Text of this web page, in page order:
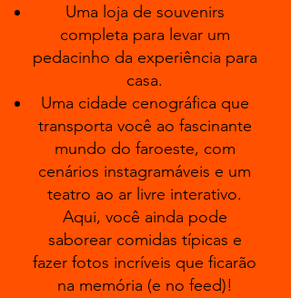
Uma loja de souvenirs
completa para levar um
pedacinho da experiência para
casa.
Uma cidade cenográfica que
transporta você ao fascinante
mundo do faroeste, com
cenários instagramáveis e um
teatro ao ar livre interativo.
Aqui, você ainda pode
saborear comidas típicas e
fazer fotos incríveis que ficarão
na memória (e no feed)!